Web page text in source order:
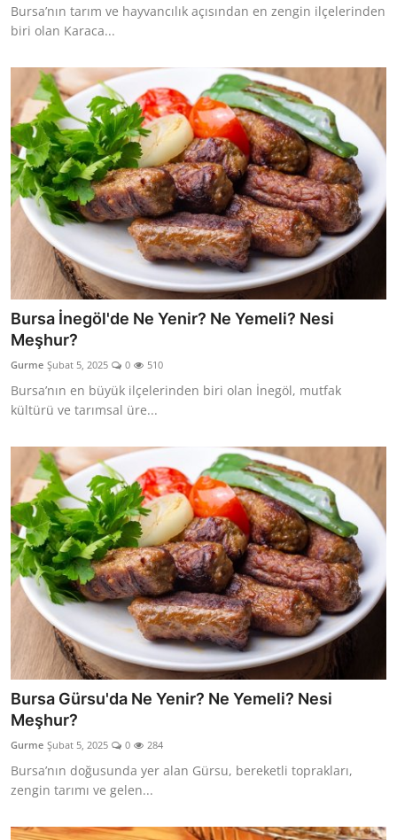
Bursa’nın tarım ve hayvancılık açısından en zengin ilçelerinden
biri olan Karaca...
Bursa İnegöl'de Ne Yenir? Ne Yemeli? Nesi
Meşhur?
Gurme Şubat 5, 2025 0 510
Bursa’nın en büyük ilçelerinden biri olan İnegöl, mutfak
kültürü ve tarımsal üre...
Bursa Gürsu'da Ne Yenir? Ne Yemeli? Nesi
Meşhur?
Gurme Şubat 5, 2025 0 284
Bursa’nın doğusunda yer alan Gürsu, bereketli toprakları,
zengin tarımı ve gelen...